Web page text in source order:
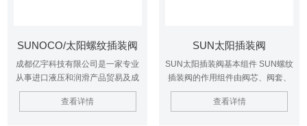
SUNOCO/太阳螺纹插装阀
成都亿宇科技有限公司是一家专业
从事进口液压和润滑产品贸易及成
套系统设计制造的高科技公司。主
要从事工业液压产品的销售和售后
查看详情
SUN太阳插装阀
SUN太阳插装阀基本组件 SUN螺纹
插装阀的作用组件由阀芯、阀套、
弹簧和密封圈组成。根据用途不同
分为方向阀组件、压力阀组件和流
查看详情